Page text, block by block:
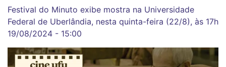
Festival do Minuto exibe mostra na Universidade
Federal de Uberlândia, nesta quinta-feira (22/8), às 17h
19/08/2024 - 15:00